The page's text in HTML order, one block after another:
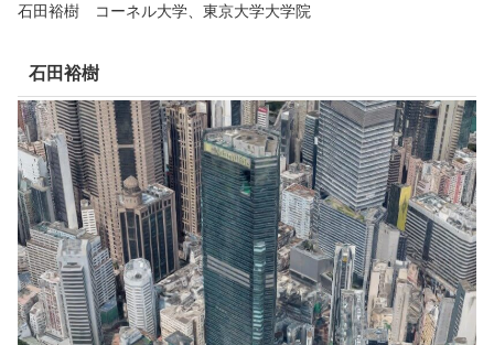
石田裕樹 コーネル大学、東京大学大学院
石田裕樹